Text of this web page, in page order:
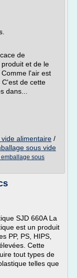
de
et de le
l'air est
de cette
dans...
alimentaire /
sous vide
sous
SJD 660A La
est un produit
PP, PS, HIPS,
Cette
tout types de
telles que